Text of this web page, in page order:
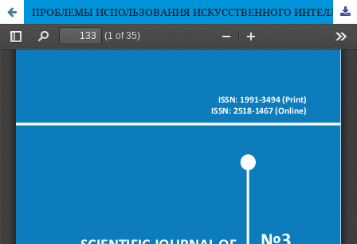
ПРОБЛЕМЫ ИСПОЛЬЗОВАНИЯ ИСКУССТВЕННОГО ИНТЕЛЛЕКТА В СФЕРЕ ОБРАЗОВАНИЯ